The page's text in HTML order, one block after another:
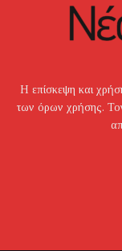
Η επίσκεψη και
των όρων χρήσης.